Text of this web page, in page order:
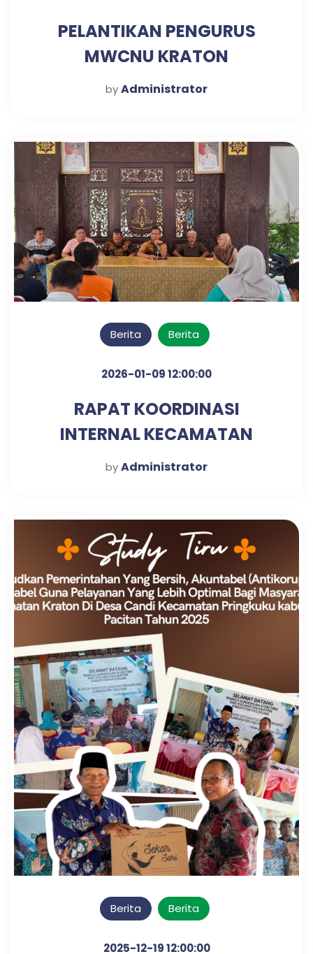
PELANTIKAN PENGURUS
MWCNU KRATON
byAdministrator
Berita Berita
2026-01-09 12:00:00
RAPAT KOORDINASI
INTERNAL KECAMATAN
KRATON UNTUK PENGUATAN
byAdministrator
Berita Berita
2025-12-19 12:00:00